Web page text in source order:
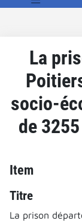
La
socio-
de
Item
Titre
La prison